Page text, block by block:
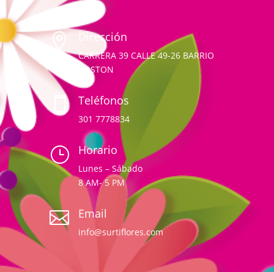
 Dirección
CARRERA 39 CALLE 49-26 BARRIO
BOSTON
 Teléfonos
301 7778834
} Horario
Lunes – Sábado
8 AM- 5 PM
 Email
info@surtiflores.com